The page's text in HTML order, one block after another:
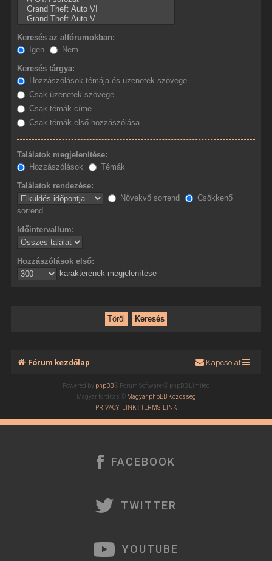
Keresés az alfórumokban:
Igen
Nem
Keresés tárgya:
Hozzászólások témája és üzenetek szövege
Csak üzenetek szövege
Csak témák címe
Csak témák első hozzászólása
Találatok megjelenítése:
Hozzászólások
Témák
Találatok rendezése:
Növekvő sorrend
Csökkenő
sorrend
Időintervallum:
Hozzászólások első:
karakterének megjelenítése
Fórum kezdőlap Kapcsolat
Powered by phpBB® Forum Software © phpBB Limited
Magyar fordítás © Magyar phpBB Közösség
PRIVACY_LINK|TERMS_LINK
FACEBOOK
TWITTER
YOUTUBE